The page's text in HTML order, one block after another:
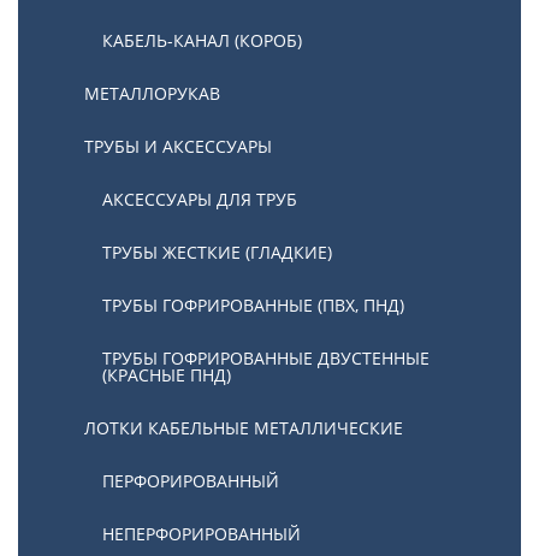
КАБЕЛЬ-КАНАЛ (КОРОБ)
МЕТАЛЛОРУКАВ
ТРУБЫ И АКСЕССУАРЫ
АКСЕССУАРЫ ДЛЯ ТРУБ
ТРУБЫ ЖЕСТКИЕ (ГЛАДКИЕ)
ТРУБЫ ГОФРИРОВАННЫЕ (ПВХ, ПНД)
ТРУБЫ ГОФРИРОВАННЫЕ ДВУСТЕННЫЕ
(КРАСНЫЕ ПНД)
ЛОТКИ КАБЕЛЬНЫЕ МЕТАЛЛИЧЕСКИЕ
ПЕРФОРИРОВАННЫЙ
НЕПЕРФОРИРОВАННЫЙ